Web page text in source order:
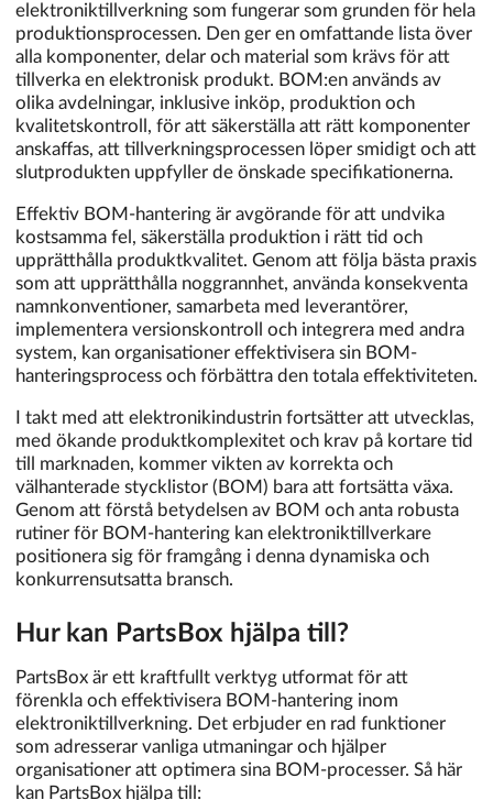
elektroniktillverkning som fungerar som grunden för hela
produktionsprocessen. Den ger en omfattande lista över
alla komponenter, delar och material som krävs för att
tillverka en elektronisk produkt. BOM:en används av
olika avdelningar, inklusive inköp, produktion och
kvalitetskontroll, för att säkerställa att rätt komponenter
anskaffas, att tillverkningsprocessen löper smidigt och att
slutprodukten uppfyller de önskade specifikationerna.
Effektiv BOM-hantering är avgörande för att undvika
kostsamma fel, säkerställa produktion i rätt tid och
upprätthålla produktkvalitet. Genom att följa bästa praxis
som att upprätthålla noggrannhet, använda konsekventa
namnkonventioner, samarbeta med leverantörer,
implementera versionskontroll och integrera med andra
system, kan organisationer effektivisera sin BOM-
hanteringsprocess och förbättra den totala effektiviteten.
I takt med att elektronikindustrin fortsätter att utvecklas,
med ökande produktkomplexitet och krav på kortare tid
till marknaden, kommer vikten av korrekta och
välhanterade stycklistor (BOM) bara att fortsätta växa.
Genom att förstå betydelsen av BOM och anta robusta
rutiner för BOM-hantering kan elektroniktillverkare
positionera sig för framgång i denna dynamiska och
konkurrensutsatta bransch.
Hur kan PartsBox hjälpa till?
PartsBox är ett kraftfullt verktyg utformat för att
förenkla och effektivisera BOM-hantering inom
elektroniktillverkning. Det erbjuder en rad funktioner
som adresserar vanliga utmaningar och hjälper
organisationer att optimera sina BOM-processer. Så här
kan PartsBox hjälpa till: